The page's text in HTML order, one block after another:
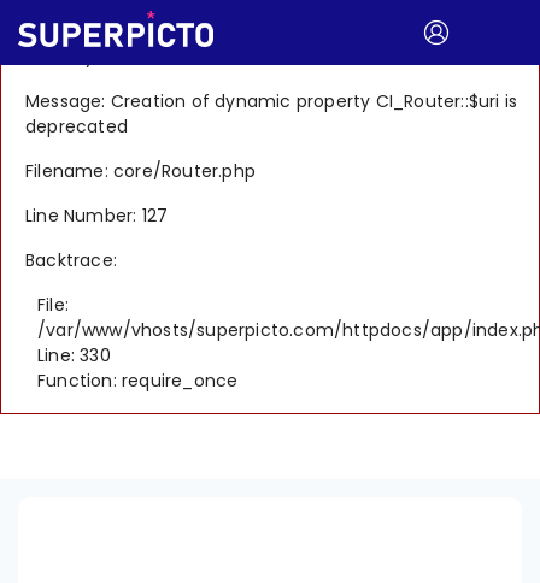
A PHP Error was encountered
Message: Creation of dynamic property CI_Router::$uri is
deprecated
Filename: core/Router.php
Line Number: 127
Backtrace:
File:
/var/www/vhosts/superpicto.com/httpdocs/app/
Line: 330
Function: require_once